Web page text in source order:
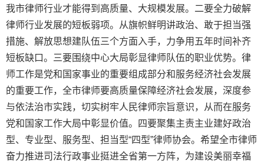
我市律师行业才能得到高质量、大规模发展。二要全力破解
律师行业发展的短板弱项。从旗帜鲜明讲政治、敢于担当强
措施、解放思想建队伍三个方面入手，力争用五年时间补齐
短板缺口。三要围绕中心大局彰显律师队伍的职业优势。律
师工作是党和国家事业的重要组成部分和服务经济社会发展
的重要工作，全市律师要高质量保障经济社会发展，深度参
与依法治市实践，切实树牢人民律师宗旨意识，从而在服务
党和国家工作大局中彰显价值。四要聚集主责主业建好政治
型、专业型、服务型、担当型“四型”律师协会。希望全市律师
奋力推进司法行政事业挺进全省第一方阵，为建设美丽幸福